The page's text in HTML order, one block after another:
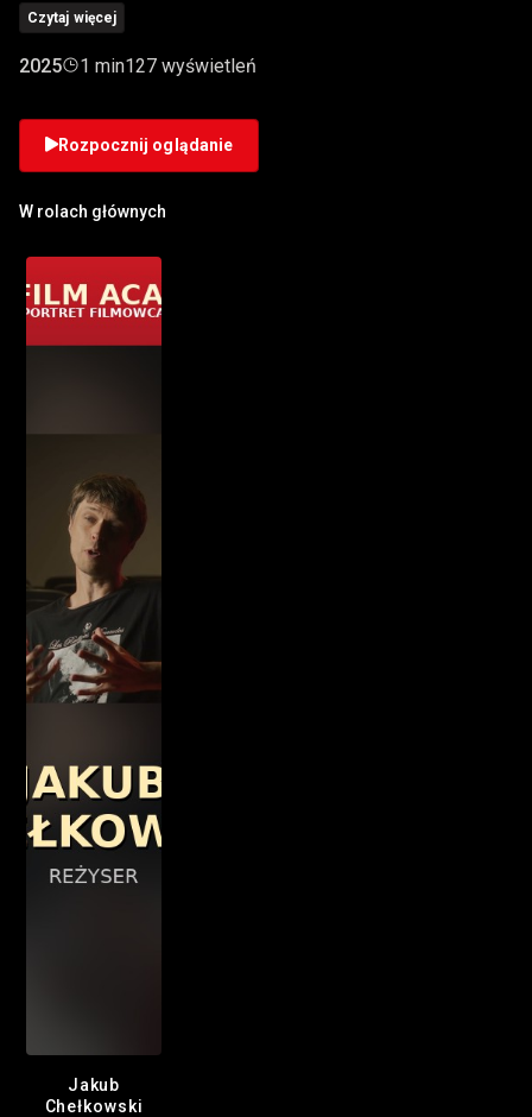
Współtwórca filmu studenckiego „Nic" zrealizowanego w
taką magię, że z niczego możemy mieć jakiś wpływ na
czasami liczy się tylko pomysł." Realizacja LIVE — AMA
FILM ACADEMY
Czytaj więcej
2025 1 min127 wyświetleń
Rozpocznij oglądanie
W rolach głównych
Jakub
Chełkowski